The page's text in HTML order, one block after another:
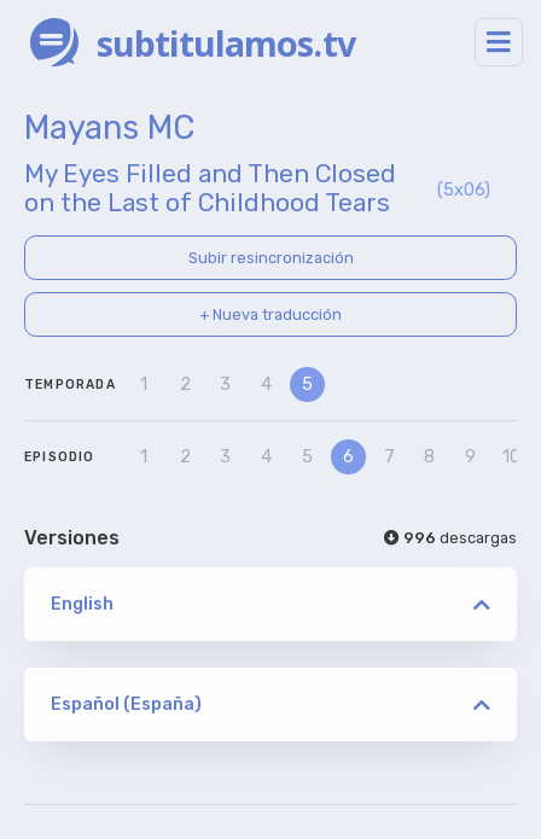
subtitulamos.tv
Mayans MC
My Eyes Filled and Then Closed
on the Last of Childhood Tears
(5x06)
Subir resincronización
+ Nueva traducción
TEMPORADA 1 2 3 4 5
EPISODIO 1 2 3 4 5 6 7 8 9 10
Versiones 996 descargas
English
ELEANOR/MiNX/TORRENTGALAXY
ORIGINAL drac_negre
Español (España)
ELEANOR/MiNX/TORRENTGALAXY